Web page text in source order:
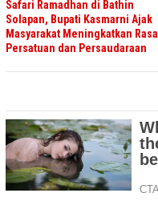
Safari Ramadhan di Bathin
Solapan, Bupati Kasmarni Ajak
Masyarakat Meningkatkan Rasa
Persatuan dan Persaudaraan